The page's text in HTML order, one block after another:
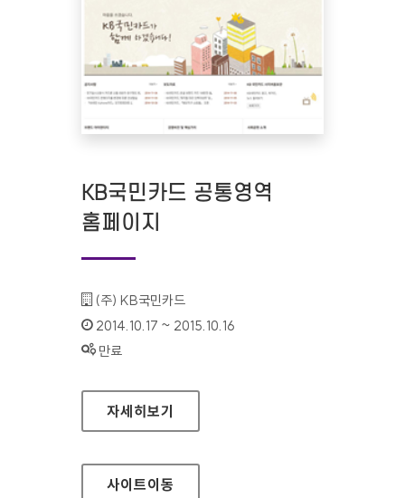
KB국민카드 공통영역
홈페이지
기관명 :
(주) KB국민카드
인증기간 :
2014.10.17 ~ 2015.10.16
상태 :
만료
KB국민카드 공통영역 홈페이지
자세히보기
사이트이동